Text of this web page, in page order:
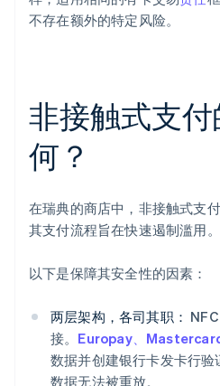
不存在额外的特定风险。
非接触式支
何？
在瑞典的商店中，非接触式支
其支付流程旨在快速遏制滥用。
以下是保障其安全性的因素：
两层架构，各司其职：
接。 Europay、
数据并创建银行卡发卡行
数据无法被重放。